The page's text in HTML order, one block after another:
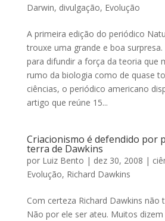
Darwin, divulgação, Evolução
A primeira edição do periódico
trouxe uma grande e boa
para difundir a força da teoria que
rumo da biologia como de quase
ciências, o periódico americano
artigo que reúne 15...
Criacionismo é defendido por
terra de Dawkins
por Luiz Bento | dez 30, 2008 |
Evolução, Richard Dawkins
Com certeza Richard Dawkins não
Não por ele ser ateu. Muitos dizem